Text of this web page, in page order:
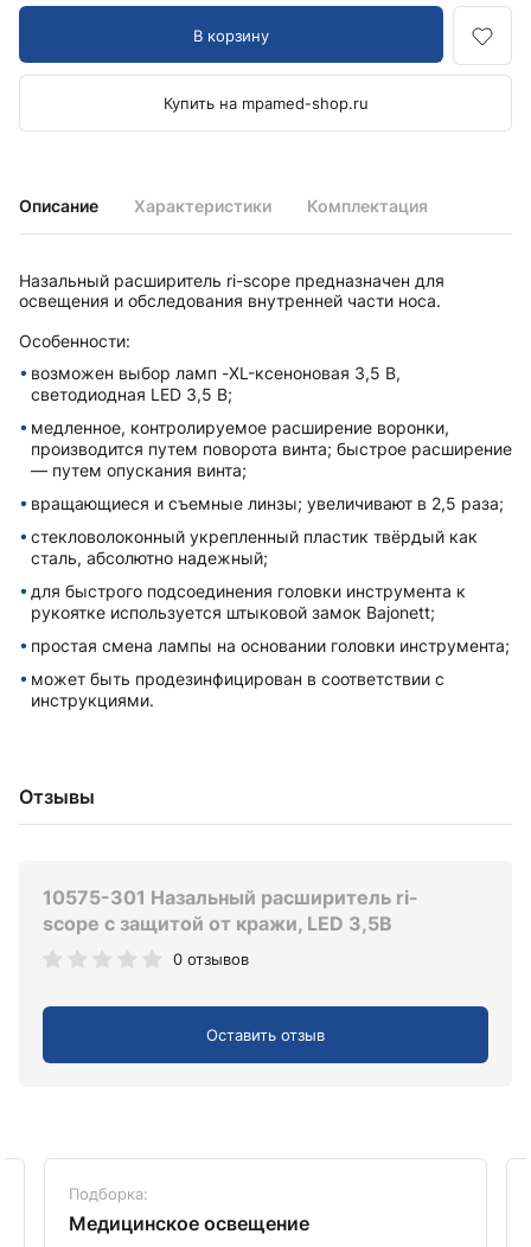
Описание Характеристики Комплектация
Назальный расширитель ri-scope предназначен для
освещения и обследования внутренней части носа.
Особенности:
возможен выбор ламп -XL-ксеноновая 3,5 В,
светодиодная LED 3,5 В;
медленное, контролируемое расширение воронки,
производится путем поворота винта; быстрое расширение
— путем опускания винта;
вращающиеся и съемные линзы; увеличивают в 2,5 раза;
стекловолоконный укрепленный пластик твёрдый как
сталь, абсолютно надежный;
для быстрого подсоединения головки инструмента к
рукоятке используется штыковой замок Bajonett;
простая смена лампы на основании головки инструмента;
может быть продезинфицирован в соответствии с
инструкциями.
Отзывы
10575-301 Назальный расширитель ri-
scope с защитой от кражи, LED 3,5В
0 отзывов
Оставить отзыв
В корзину
Купить на mpamed-shop.ru
Подборка:
Медицинское освещение